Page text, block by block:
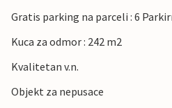
Gratis parking na parceli : 6
Kuca za odmor : 242 m2
Kvalitetan v.n.
Objekt za nepusace